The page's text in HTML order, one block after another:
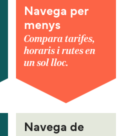
Navega per
menys
Compara tarifes,
horaris i rutes en
un sol lloc.
Navega de